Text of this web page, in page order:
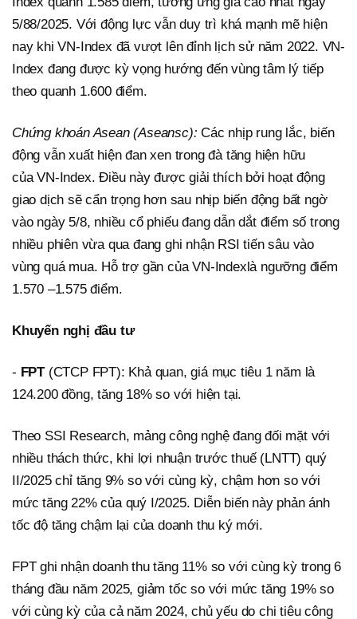
5/88/2025. Với động lực vẫn duy trì khá mạnh mẽ hiện
nay khi VN-Index đã vượt lên đỉnh lịch sử năm 2022. VN-
Index đang được kỳ vọng hướng đến vùng tâm lý tiếp
theo quanh 1.600 điểm.
Chứng khoán Asean (Aseansc): Các nhịp rung lắc, biến
động vẫn xuất hiện đan xen trong đà tăng hiện hữu
của VN-Index. Điều này được giải thích bởi hoạt động
giao dịch sẽ cẩn trọng hơn sau nhịp biến động bất ngờ
vào ngày 5/8, nhiều cổ phiếu đang dẫn dắt điểm số trong
nhiều phiên vừa qua đang ghi nhận RSI tiến sâu vào
vùng quá mua. Hỗ trợ gần của VN-Indexlà ngưỡng điểm
1.570 –1.575 điểm.
Khuyến nghị đầu tư
- FPT(CTCP FPT): Khả quan, giá mục tiêu 1 năm là
124.200 đồng, tăng 18% so với hiện tại.
Theo SSI Research, mảng công nghệ đang đối mặt với
nhiều thách thức, khi lợi nhuận trước thuế (LNTT) quý
II/2025 chỉ tăng 9% so với cùng kỳ, chậm hơn so với
mức tăng 22% của quý I/2025. Diễn biến này phản ánh
tốc độ tăng chậm lại của doanh thu ký mới.
FPT ghi nhận doanh thu tăng 11% so với cùng kỳ trong 6
tháng đầu năm 2025, giảm tốc so với mức tăng 19% so
với cùng kỳ của cả năm 2024, chủ yếu do chi tiêu công